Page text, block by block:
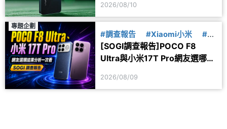
2026/08/10
專題企劃
#調查報告 #Xiaomi小米
#小
米17T
#POCO #F8
[SOGI調查報告]POCO F8
Ultra與小米17T Pro網友選哪
2026/08/09